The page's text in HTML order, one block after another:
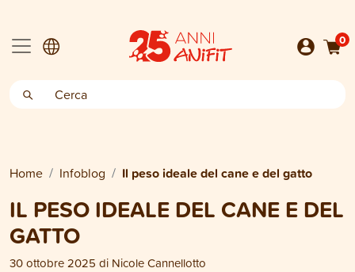
0
Home Infoblog Il peso ideale del cane e del gatto
IL PESO IDEALE DEL CANE E DEL
GATTO
30 ottobre 2025 di Nicole Cannellotto